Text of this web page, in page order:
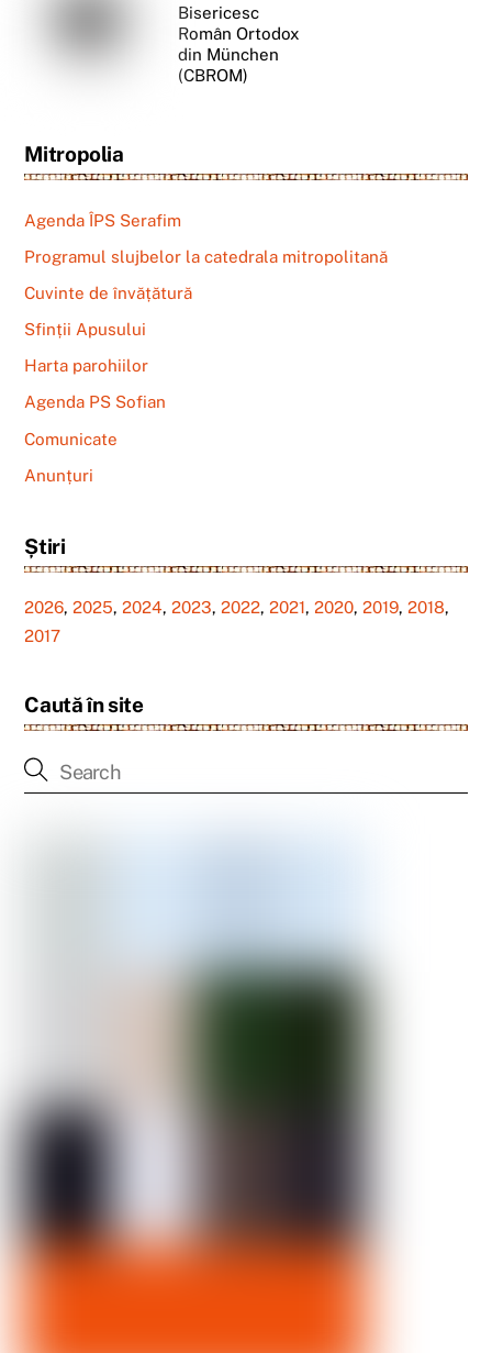
Bisericesc
Român Ortodox
din München
(CBROM)
Mitropolia
Agenda ÎPS Serafim
Programul slujbelor la catedrala mitropolitană
Cuvinte de învățătură
Sfinții Apusului
Harta parohiilor
Agenda PS Sofian
Comunicate
Anunțuri
Știri
2026,2025,2024,2023,2022,2021,2020,2019,2018,
2017
Caută în site